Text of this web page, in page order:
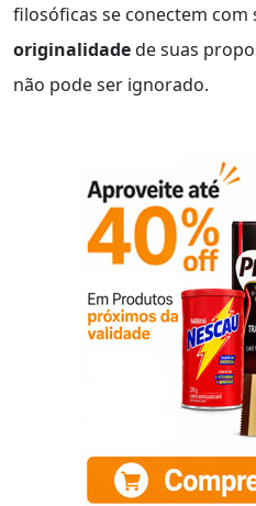
filosóficas se conectem com
originalidadede suas
não pode ser ignorado.